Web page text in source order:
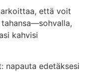
että voit
kahvisi
napauta edetäksesi